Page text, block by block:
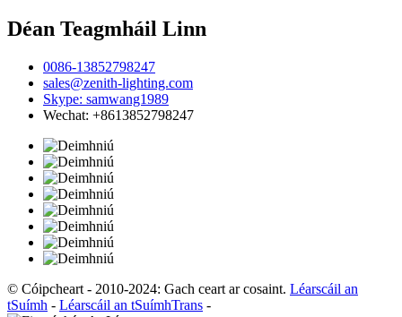
Déan Teagmháil Linn
0086-13852798247
sales@zenith-lighting.com
Skype: samwang1989
Wechat: +8613852798247
© Cóipcheart - 2010-2024: Gach ceart ar cosaint. Léarscáil an
tSuímh - Léarscáil an tSuímhTrans -